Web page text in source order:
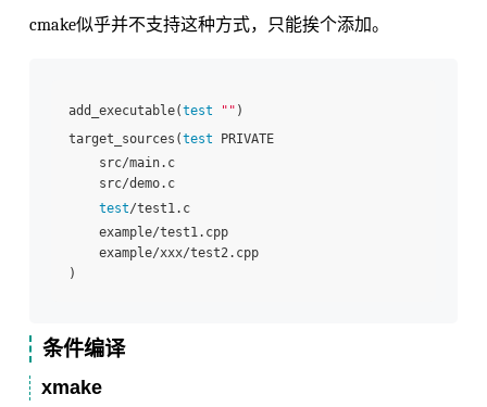
cmake似乎并不支持这种方式，只能挨个添加。
add_executable(test "" )
target_sources(test PRIVATE
src/main.c
src/demo.c
test/test1.c
example/test1.cpp
example/xxx/test2.cpp
条件编译
xmake